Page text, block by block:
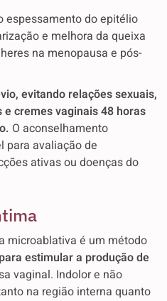
espessamento do epitélio
e melhora da queixa
na menopausa e pós-
evitando relações sexuais,
cremes vaginais 48 horas
O aconselhamento
para avaliação de
ativas ou doenças do
microablativa é um método
estimular a produção de
vaginal. Indolor e não
na região interna quanto